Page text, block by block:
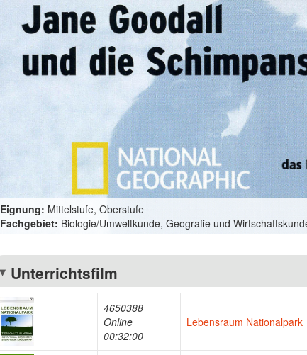
Eignung: Mittelstufe, Oberstufe
Fachgebiet: Biologie/Umweltkunde, Geografie und
Unterrichtsfilm
4650388
Online
00:32:00
Lebensraum Nationalpark